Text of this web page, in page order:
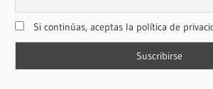
Si continúas, aceptas la política de